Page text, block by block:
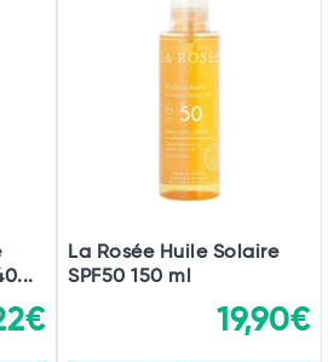
La Rosée Huile Solaire
SPF50 150 ml
19,90€